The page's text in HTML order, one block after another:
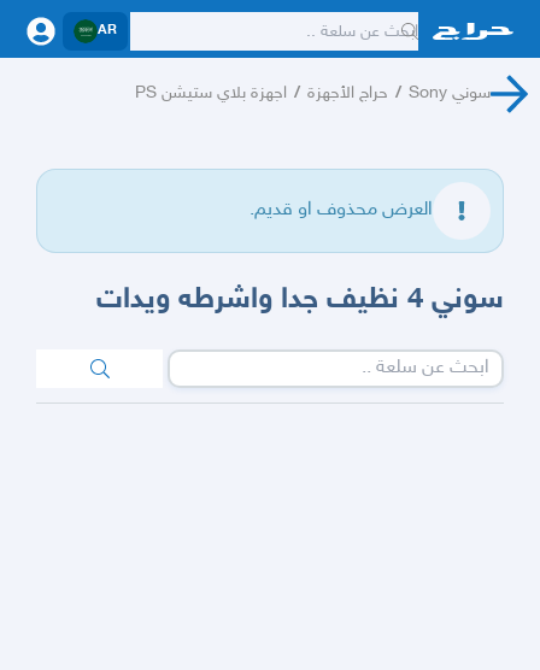
AR
سوني Sony / حراج الأجهزة / اجهزة بلاي ستيشن PS
العرض محذوف او قديم.
سوني 4 نظيف جدا واشرطه ويدات